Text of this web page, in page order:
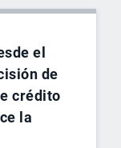
el
de
crédito
la